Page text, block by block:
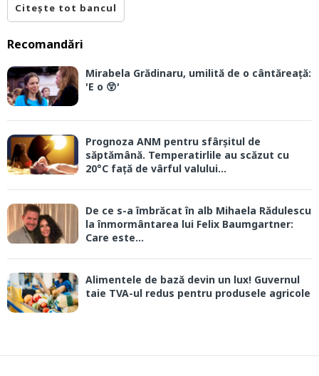
Citește tot bancul
Recomandări
Mirabela Grădinaru, umilită de o cântăreață:
'E o 😲'
Prognoza ANM pentru sfârșitul de
săptămână. Temperatirlile au scăzut cu
20°C față de vârful valului...
De ce s-a îmbrăcat în alb Mihaela Rădulescu
la înmormântarea lui Felix Baumgartner:
Care este...
Alimentele de bază devin un lux! Guvernul
taie TVA-ul redus pentru produsele agricole